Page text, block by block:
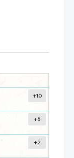
+10
+6
+2